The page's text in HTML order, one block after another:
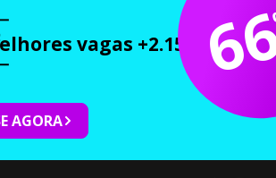
vagas +2.150 cursos
AGORA